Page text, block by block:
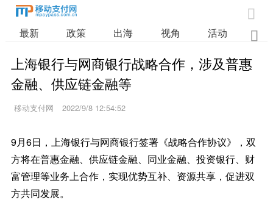

最新 政策 出海 视角 活动 业

上海银行与网商银行战略合作，涉及普惠
金融、供应链金融等
移动支付网 2022/9/8 12:54:52
9月6日，上海银行与网商银行签署《战略合作协议》，双
方将在普惠金融、供应链金融、同业金融、投资银行、财
富管理等业务上合作，实现优势互补、资源共享，促进双
方共同发展。